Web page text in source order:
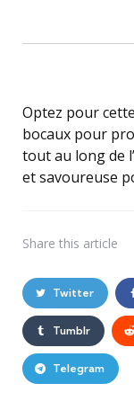
Optez pour
bocaux pour
tout au long de
et savoureuse
Share this article
Twitter
Tumblr
Telegram